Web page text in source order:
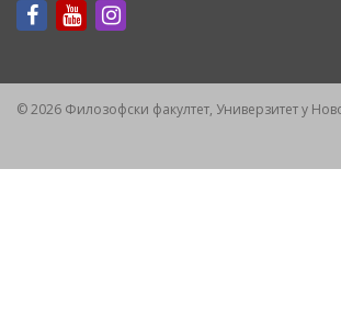
© 2026 Филозофски факултет, Универзитет у